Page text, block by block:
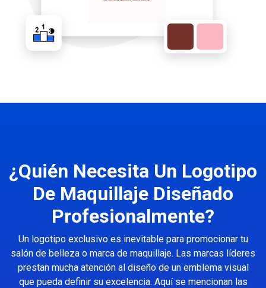
¿Quién Necesita Un Logotipo
De Maquillaje Diseñado
Profesionalmente?
Un logotipo exclusivo es inevitable para promocionar tu
salón de belleza o marca de maquillaje. Las marcas líderes
prestan mucha atención al diseño de un emblema visual
que pueda definir su excelencia. Aquí se mencionan las